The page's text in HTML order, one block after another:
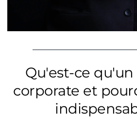
Qu'est-ce
corporate et